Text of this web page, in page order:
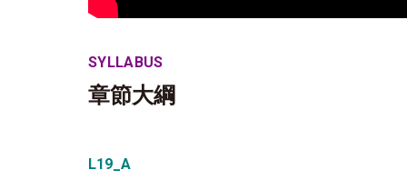
SYLLABUS
章節大綱
L19_A